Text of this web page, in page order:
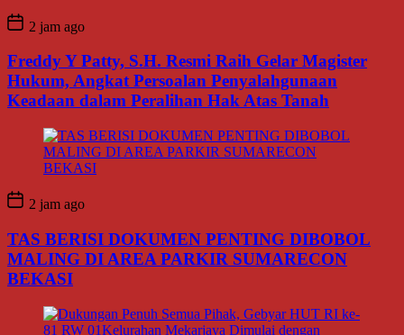
2 jam ago
Freddy Y Patty, S.H. Resmi Raih Gelar Magister
Hukum, Angkat Persoalan Penyalahgunaan
Keadaan dalam Peralihan Hak Atas Tanah
2 jam ago
TAS BERISI DOKUMEN PENTING DIBOBOL
MALING DI AREA PARKIR SUMARECON
BEKASI